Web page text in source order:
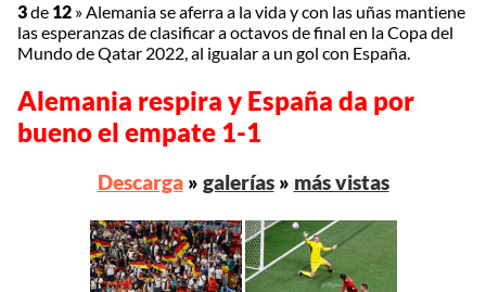
3de 12 »Alemania se aferra a la vida y con las uñas mantiene
las esperanzas de clasificar a octavos de final en la Copa del
Mundo de Qatar 2022, al igualar a un gol con España.
Alemania respira y España da por
bueno el empate 1-1
Descarga» galerías» más vistas